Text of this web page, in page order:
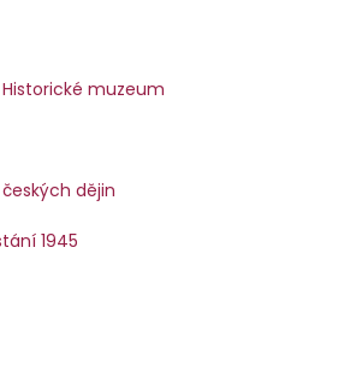
muzeum
dějin
1945